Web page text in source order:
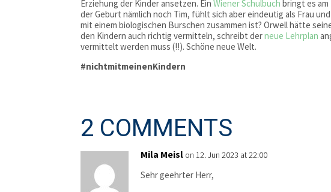
Erziehung der Kinder ansetzen. EinWiener Schulbuch bringt es
der Geburt nämlich noch Tim, fühlt sich aber eindeutig als Frau
mit einem biologischen Burschen zusammen ist? Orwell hätte
den Kindern auch richtig vermitteln, schreibt derneue Lehrplan
vermittelt werden muss (!!). Schöne neue Welt.
#nichtmitmeinenKindern
2 COMMENTS
Mila Meisl on 12. Jun 2023 at 22:00
Sehr geehrter Herr,